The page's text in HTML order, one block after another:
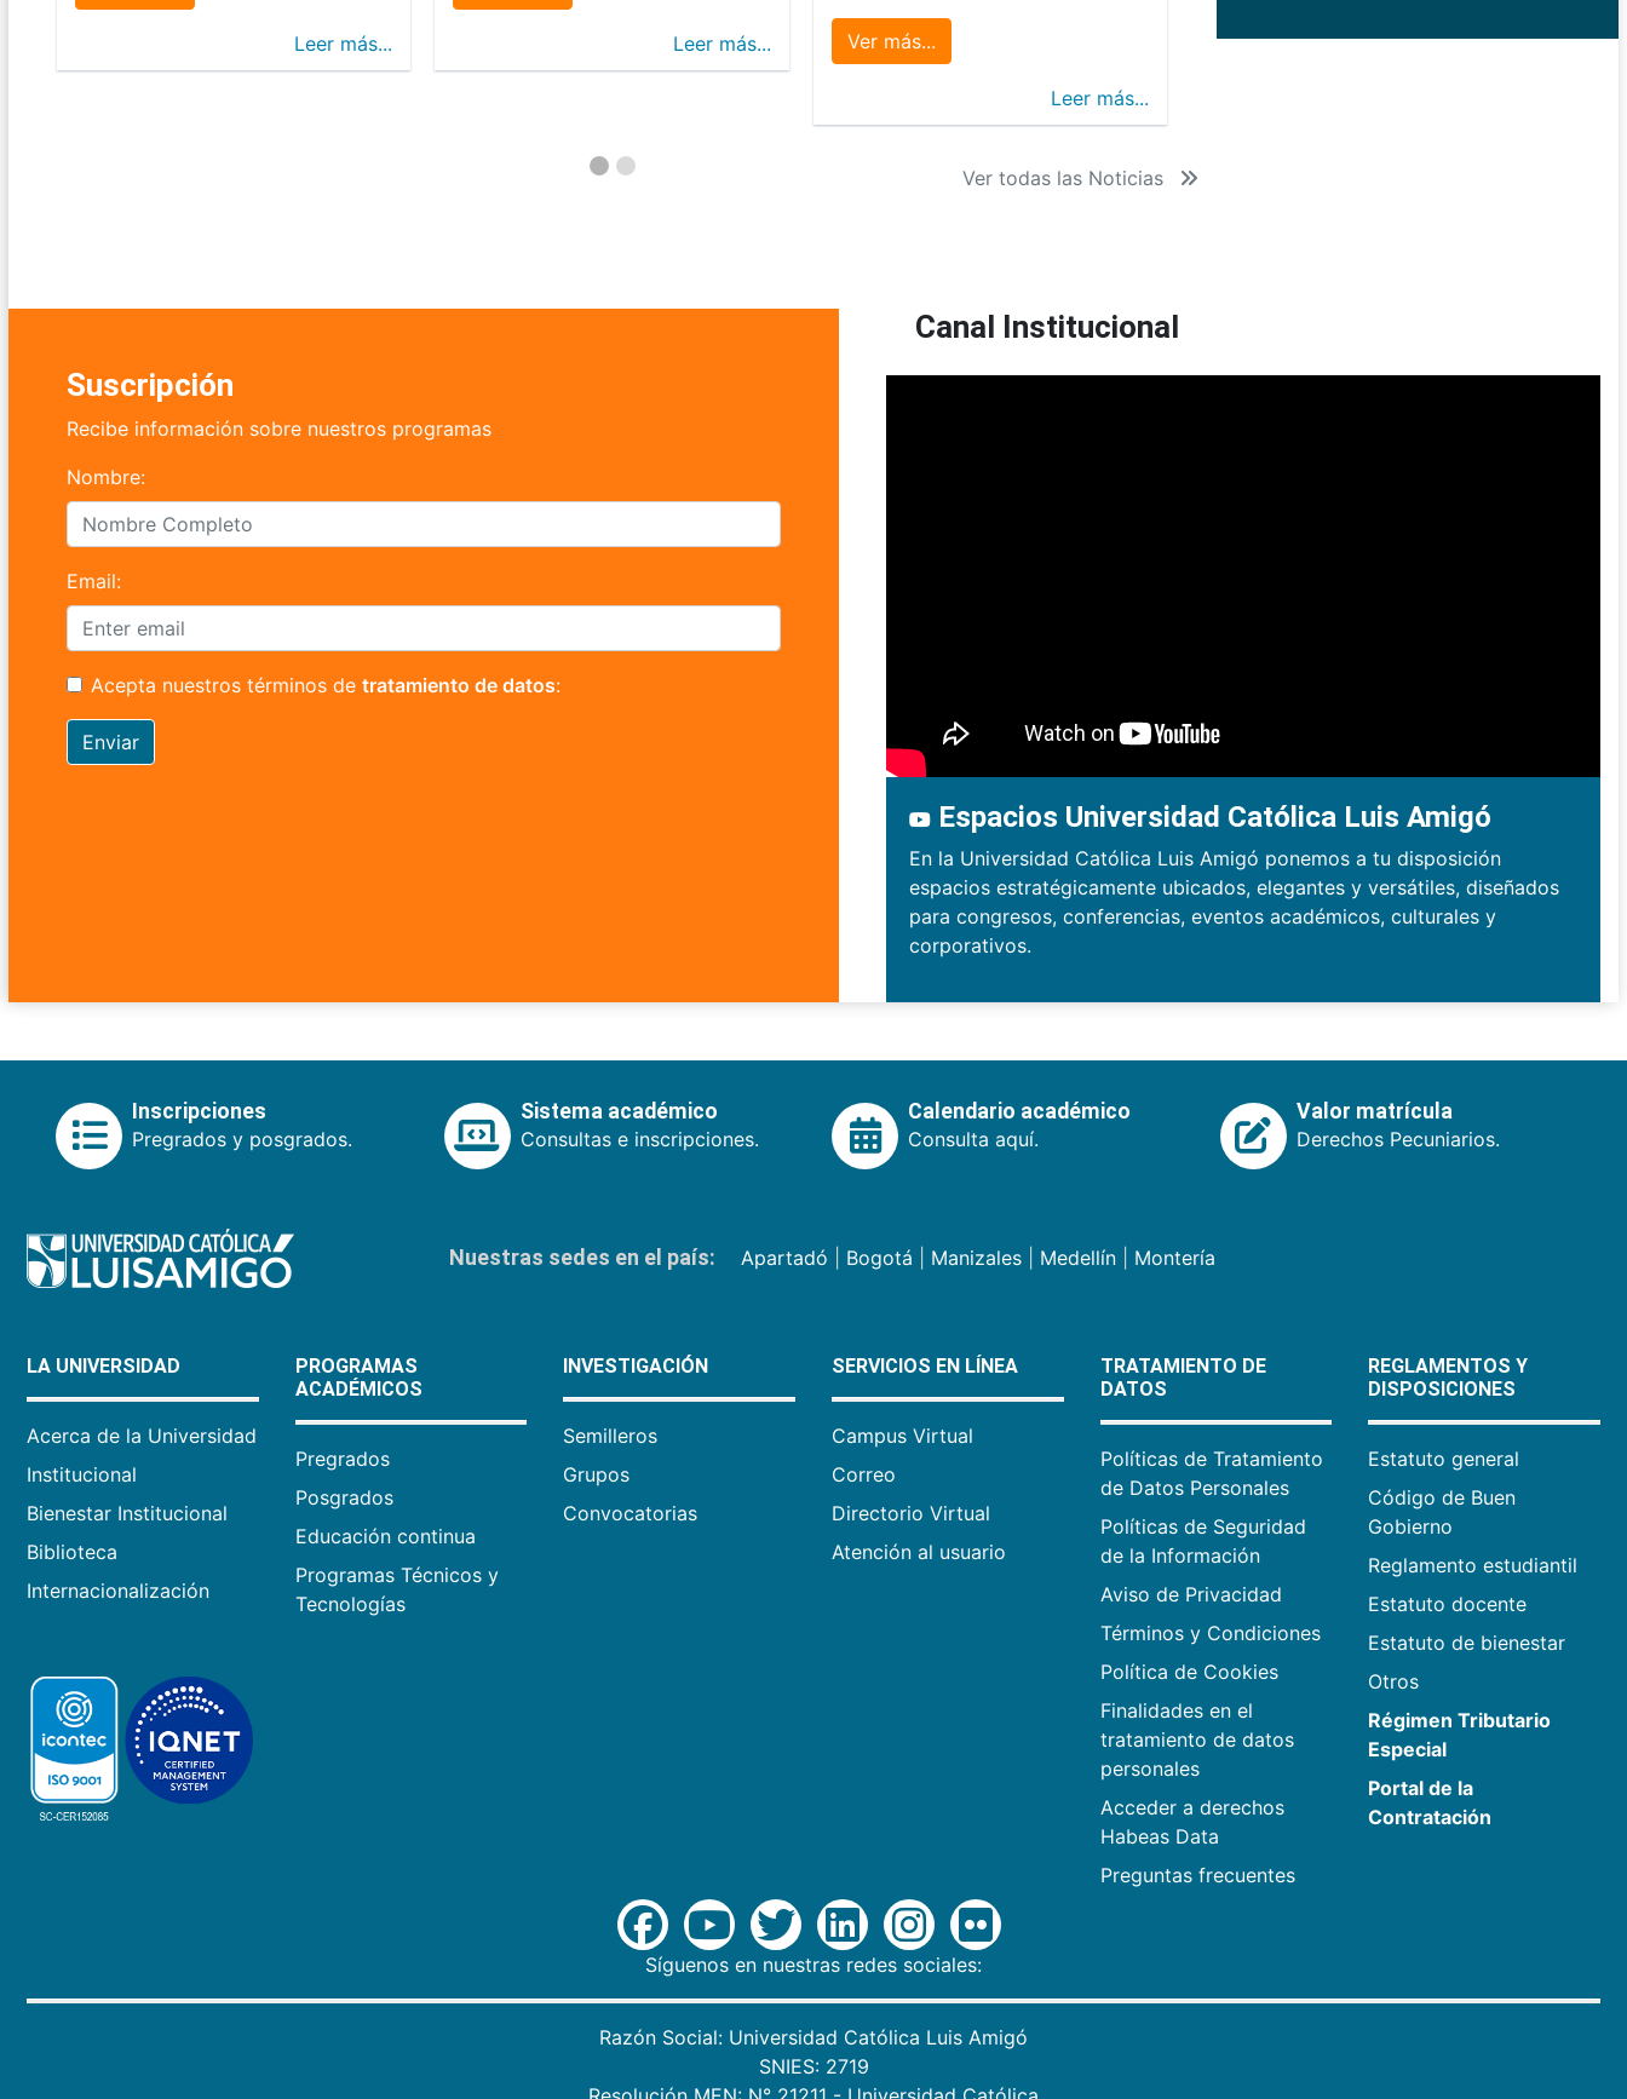
Leer más... Leer más... Ver más...
Leer más...
Ver todas las Noticias
Suscripción
Recibe información sobre nuestros programas
Nombre:
Email:
Acepta nuestros términos de tratamiento de datos:
Enviar
Canal Institucional
Espacios Universidad Católica Luis Amigó
En la Universidad Católica Luis Amigó ponemos a tu disposición
espacios estratégicamente ubicados, elegantes y versátiles, diseñados
para congresos, conferencias, eventos académicos, culturales y
corporativos.
Inscripciones
Pregrados y posgrados.
Sistema académico
Consultas e inscripciones.
Calendario académico
Consulta aquí.
Valor matrícula
Derechos Pecuniarios.
Nuestras sedes en el país: Apartadó Bogotá Manizales| Medellín| Montería
LA UNIVERSIDAD
Acerca de la Universidad
Institucional
Bienestar Institucional
Biblioteca
Internacionalización
PROGRAMAS
ACADÉMICOS
Pregrados
Posgrados
Educación continua
Programas Técnicos y
Tecnologías
INVESTIGACIÓN
Semilleros
Grupos
Convocatorias
SERVICIOS EN LÍNEA
Campus Virtual
Correo
Directorio Virtual
Atención al usuario
TRATAMIENTO DE
DATOS
Políticas de Tratamiento
de Datos Personales
Políticas de Seguridad
de la Información
Aviso de Privacidad
Términos y Condiciones
Política de Cookies
Finalidades en el
tratamiento de datos
personales
Acceder a derechos
Habeas Data
Preguntas frecuentes
REGLAMENTOS Y
DISPOSICIONES
Estatuto general
Código de Buen
Gobierno
Reglamento estudiantil
Estatuto docente
Estatuto de bienestar
Otros
Régimen Tributario
Especial
Portal de la
Contratación
Síguenos en nuestras redes sociales:
Razón Social: Universidad Católica Luis Amigó
SNIES: 2719